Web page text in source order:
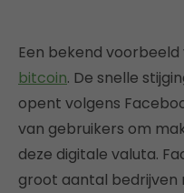
Een bekend
bitcoin. De snelle
opent volgens
van gebruikers om
deze digitale valuta.
groot aantal bedrijven